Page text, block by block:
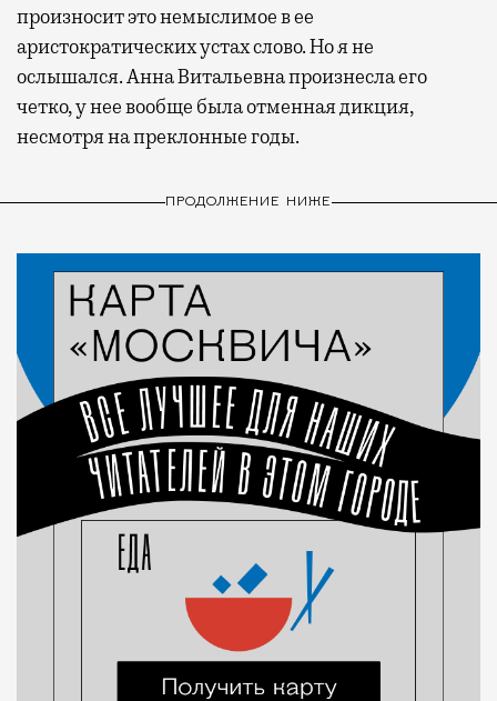
произносит это немыслимое в ее
аристократических устах слово. Но я не
ослышался. Анна Витальевна произнесла его
четко, у нее вообще была отменная дикция,
несмотря на преклонные годы.
ПРОДОЛЖЕНИЕ НИЖЕ